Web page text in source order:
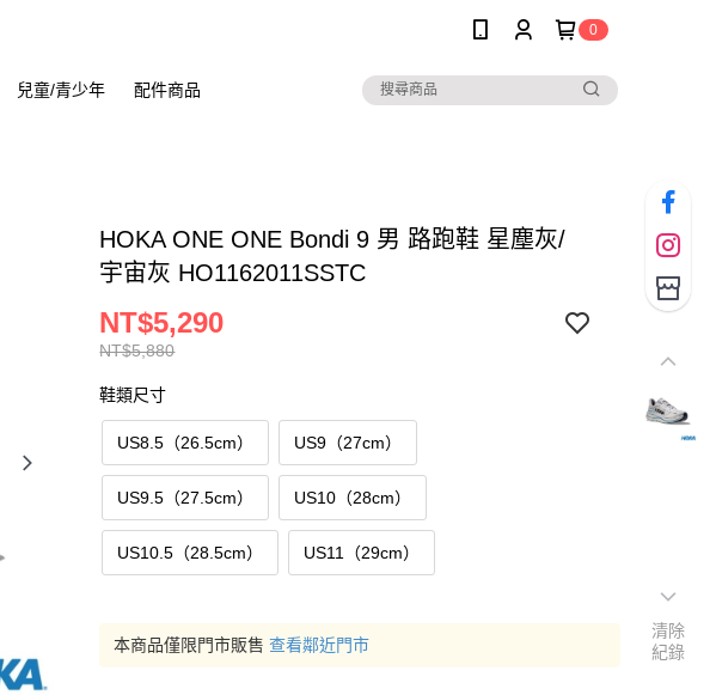
0
兒童/青少年 配件商品
HOKA ONE ONE Bondi 9 男 路跑鞋 星塵灰/
宇宙灰 HO1162011SSTC
NT$5,880
NT$5,290
鞋類尺寸
US8.5（26.5cm） US9（27cm）
US9.5（27.5cm） US10（28cm）
US10.5（28.5cm） US11（29cm）
本商品僅限門市販售 查看鄰近門市
清除
紀錄